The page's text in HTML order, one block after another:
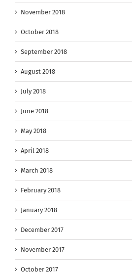
November 2018
October 2018
September 2018
August 2018
July 2018
June 2018
May 2018
April 2018
March 2018
February 2018
January 2018
December 2017
November 2017
October 2017